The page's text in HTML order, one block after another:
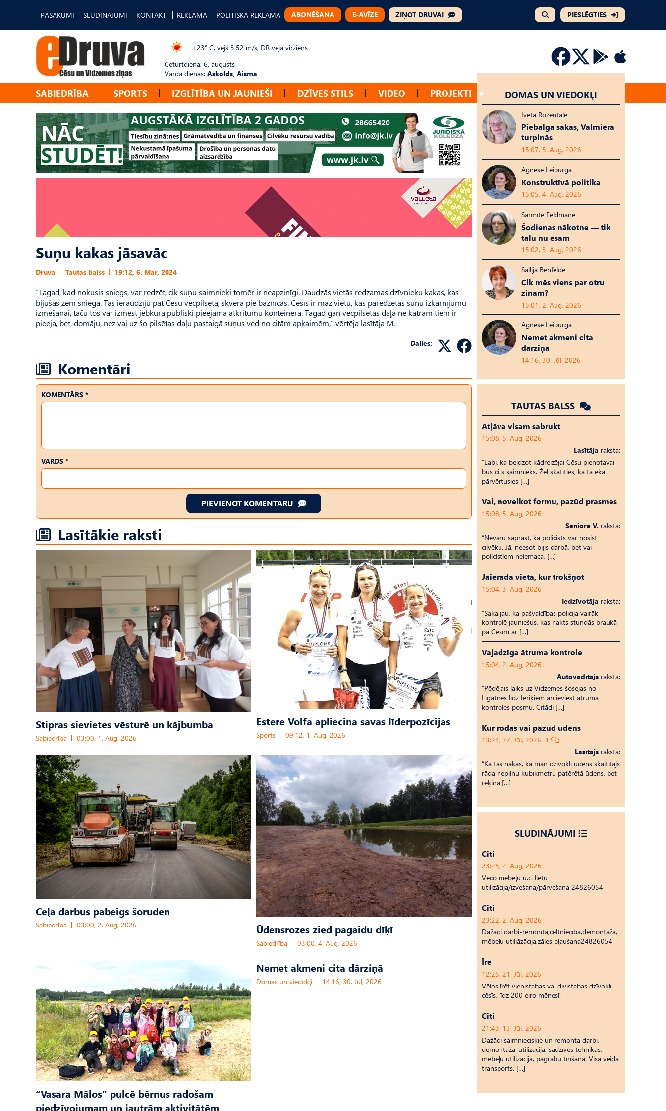
PASĀKUMI SLUDINĀJUMI KONTAKTI REKLĀMA POLITISKĀ REKLĀMA ABONĒŠANA E-AVĪZE ZIŅOT DRUVAI PIESLĒGTIES
+23° C, vējš 3.52 m/s, DR vēja virziens
Ceturtdiena, 6. augusts
Vārda dienas: Askolds, Aisma
SABIEDRĪBA SPORTS IZGLĪTĪBA UN JAUNIEŠI DZĪVES STILS VIDEO PROJEKTI
Suņu kakas jāsavāc
Druva Tautas balss 19:12, 6. Mar, 2024
“Tagad, kad nokusis sniegs, var redzēt, cik suņu saim­nieki tomēr ir neapzinīgi. Daudzās vietās redzamas dzīvnieku kakas, kas
bijušas zem sniega. Tās ieraudzīju pat Cēsu vecpilsētā, skvērā pie baznīcas. Cēsīs ir maz vietu, kas paredzētas suņu izkārnījumu
izmešanai, taču tos var izmest jebkurā publiski pieejamā atkritumu konteinerā. Tagad gan vecpilsētas daļā ne katram tiem ir
pieeja, bet, domāju, nez vai uz šo pilsētas daļu pastaigā suņus ved no citām apkaimēm,” vērtēja lasītāja M.
Dalies:
Komentāri
KOMENTĀRS *
VĀRDS *
PIEVIENOT KOMENTĀRU
Lasītākie raksti
Stipras sievietes vēsturē un kājbumba
Sabiedrība 03:00, 1. Aug, 2026
Estere Volfa apliecina savas līderpozīcijas
Sports 09:12, 1. Aug, 2026
Ceļa darbus pabeigs šoruden
Sabiedrība 03:00, 2. Aug, 2026 Ūdensrozes zied pagaidu dīķī
Sabiedrība 03:00, 4. Aug, 2026
“Vasara Mālos” pulcē bērnus radošam
piedzīvojumam un jautrām aktivitātēm
Nemet akmeni cita dārziņā
Domas un viedokļi 14:16, 30. Jūl, 2026
DOMAS UN VIEDOKĻI
Iveta Rozentāle
Piebalgā sākās, Valmierā
turpinās
15:07, 5. Aug, 2026
Agnese Leiburga
Konstruktīvā politika
15:05, 4. Aug, 2026
Sarmīte Feldmane
Šodienas nākotne — tik
tālu nu esam
15:02, 3. Aug, 2026
Sallija Benfelde
Cik mēs viens par otru
zinām?
15:01, 2. Aug, 2026
Agnese Leiburga
Nemet akmeni cita
dārziņā
14:16, 30. Jūl, 2026
TAUTAS BALSS
Atļāva visam sabrukt
15:08, 5. Aug, 2026
Lasītāja raksta:
“Labi, ka beidzot kādreizējai Cēsu pienotavai
būs cits saimnieks. Žēl skatīties, kā tā ēka
pārvērtusies […]
Vai, novelkot formu, pazūd prasmes
15:08, 5. Aug, 2026
Seniore V. raksta:
“Nevaru saprast, kā policists var nosist
cilvēku. Jā, neesot bijis darbā, bet vai
policistiem neiemāca, […]
Jāierāda vieta, kur trokšņot
15:04, 3. Aug, 2026
Iedzīvotāja raksta:
“Saka jau, ka pašvaldības policija vairāk
kontrolē jauniešus, kas nakts stundās braukā
pa Cēsīm ar […]
Vajadzīga ātruma kontrole
15:04, 2. Aug, 2026
Autovadītājs raksta:
“Pēdējais laiks uz Vid­ze­mes šosejas no
Līgatnes līdz Ieriķiem arī ieviest ātruma
kontroles posmu. Citādi […]
Kur rodas vai pazūd ūdens
13:24, 27. Jūl, 2026 1
Lasītājs raksta:
“Kā tas nākas, ka man dzīvoklī ūdens skaitītājs
rāda nepilnu kubikmetru patērētā ūdens, bet
rēķinā […]
SLUDINĀJUMI
Citi
23:25, 2. Aug, 2026
Veco mēbeļu u.c. lietu
utilizācija/izvešana/pārvešana 24826054
Citi
23:22, 2. Aug, 2026
Dažādi darbi-remonta,celtniecība,demontāža,
mēbeļu utiliāzācija,zāles pļaušana24826054
Īrē
12:25, 21. Jūl, 2026
Vēlos īrēt vienistabas vai divistabas dzīvokli
cēsīs, līdz 200 eiro mēnesī.
Citi
21:43, 13. Jūl, 2026
Dažādi saimnieciskie un remonta darbi,
demontāža-utilizācija, sadzīves tehnikas,
mēbeļu utilizācija, pagrabu tīrīšana. Visa veida
transports. […]